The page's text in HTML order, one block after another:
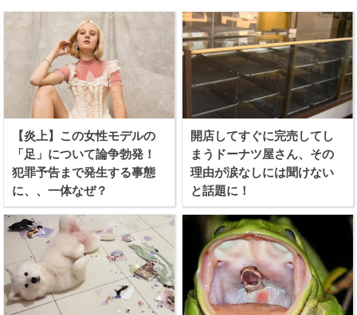
【炎上】この女性モデルの
「足」について論争勃発！
犯罪予告まで発生する事態
に、、一体なぜ？
開店してすぐに完売してし
まうドーナツ屋さん、その
理由が涙なしには聞けない
と話題に！